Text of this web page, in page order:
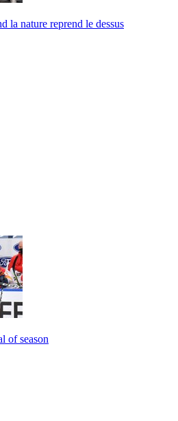
la nature reprend le dessus
of season